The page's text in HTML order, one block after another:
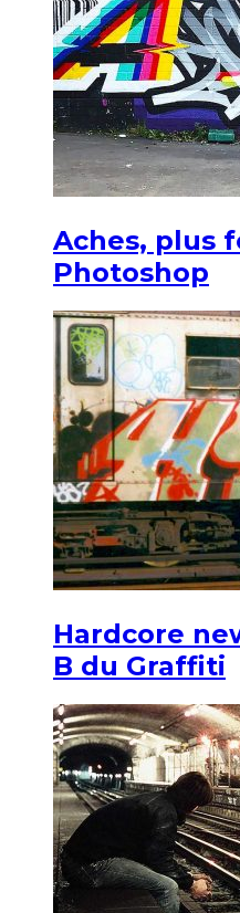
Aches, plus
Photoshop
Hardcore
B du Graffiti